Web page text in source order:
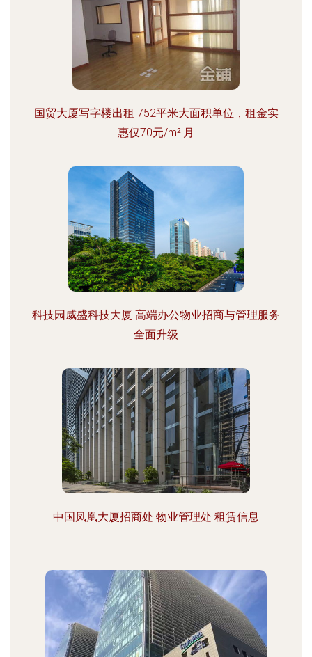
国贸大厦写字楼出租 752平米大面积单位，租金实
惠仅70元/m²·月
科技园威盛科技大厦 高端办公物业招商与管理服务
全面升级
中国凤凰大厦招商处 物业管理处 租赁信息